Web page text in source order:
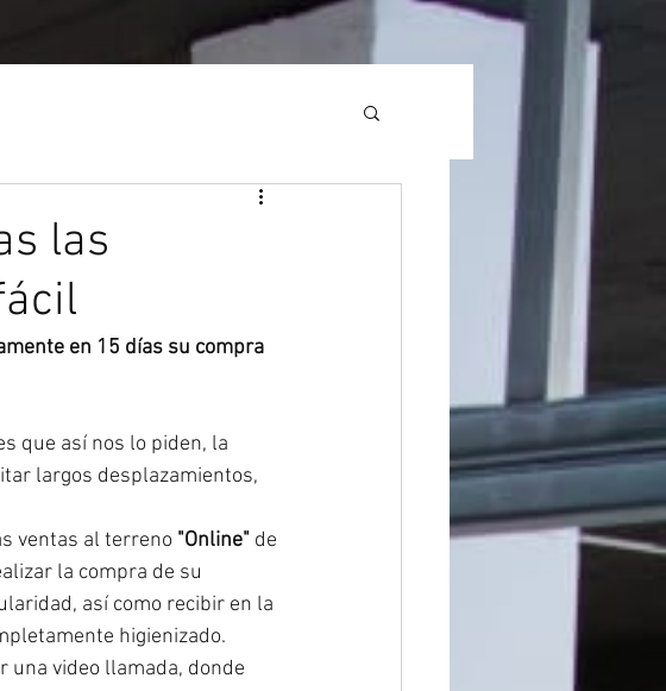
las
en 15 días su compra
que así nos lo piden, la
largos desplazamientos,
ventas al terreno "Online" de
la compra de su
así como recibir en la
higienizado.
una video llamada, donde